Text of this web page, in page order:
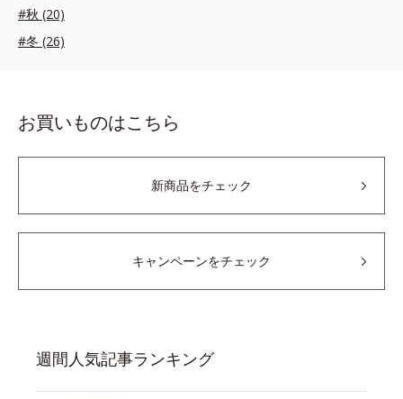
#秋 (20)
#冬 (26)
お買いものはこちら
新商品をチェック
キャンペーンをチェック
週間人気記事ランキング